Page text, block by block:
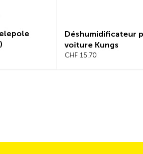
Déshumidificateur
voiture Kungs
CHF 15.70